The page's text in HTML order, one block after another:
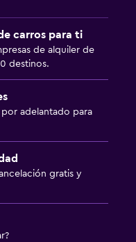
carros para ti
de alquiler de
destinos.
adelantado para
gratis y